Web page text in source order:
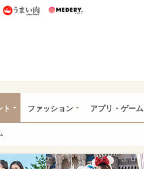
うまいパン うまい肉
ト ファッション アプリ・ゲーム